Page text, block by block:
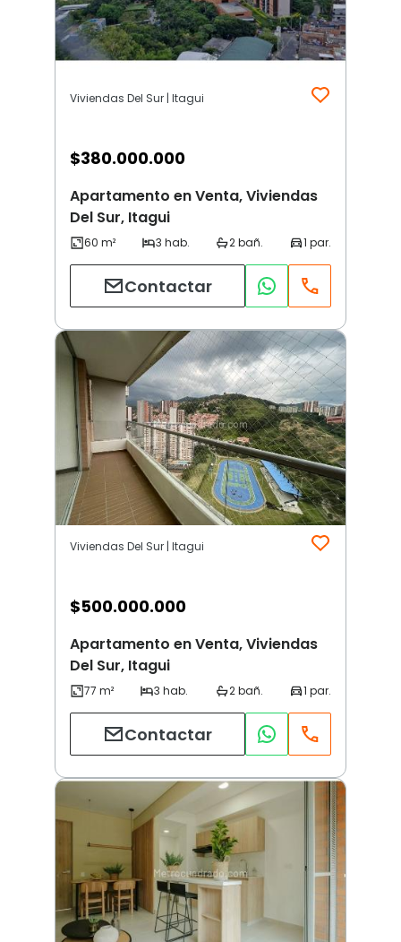
Viviendas Del Sur | Itagui
$380.000.000
Apartamento en Venta, Viviendas
Del Sur, Itagui
Contactar
Viviendas Del Sur | Itagui
$500.000.000
Apartamento en Venta, Viviendas
Del Sur, Itagui
Contactar